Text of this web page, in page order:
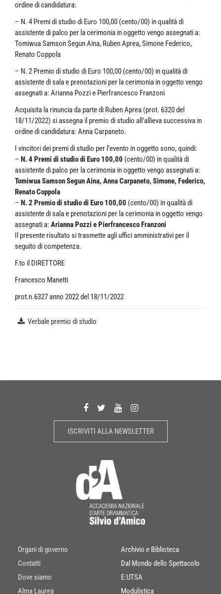
ordine di candidatura:
– N. 4 Premi di studio di Euro 100,00 (cento/00) in qualità di
assistente di palco per la cerimonia in oggetto vengo assegnati a:
Tomiwua Samson Segun Aina, Ruben Aprea, Simone Federico,
Renato Coppola
– N. 2 Premio di studio di Euro 100,00 (cento/00) in qualità di
assistente di sala e prenotazioni per la cerimonia in oggetto vengo
assegnati a: Arianna Pozzi e Pierfrancesco Franzoni
Acquisita la rinuncia da parte di Ruben Aprea (prot. 6320 del
18/11/2022) si assegna il premio di studio all’allieva successiva in
ordine di candidatura: Anna Carpaneto.
I vincitori dei premi di studio per l’evento in oggetto sono, quindi:
– N. 4 Premi di studio di Euro 100,00 (cento/00) in qualità di
assistente di palco per la cerimonia in oggetto vengo assegnati a:
Tomiwua Samson Segun Aina, Anna Carpaneto, Simone, Federico,
Renato Coppola
– N. 2 Premio di studio di Euro 100,00 (cento/00) in qualità di
assistente di sala e prenotazioni per la cerimonia in oggetto vengo
assegnati a: Arianna Pozzi e Pierfrancesco Franzoni
Il presente risultato si trasmette agli uffici amministrativi per il
seguito di competenza.
F.to il DIRETTORE
Francesco Manetti
prot.n.6327 anno 2022 del 18/11/2022
Verbale premio di studio
ISCRIVITI ALLA NEWSLETTER
Organi di governo
Contatti
Dove siamo
Alma Laurea
Archivio e Biblioteca
Dal Mondo dello Spettacolo
E:UTSA
Modulistica